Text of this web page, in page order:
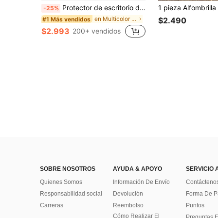
-25% Protector de escritorio de cuero, tapete de oficina, almohadilla de ratón grande, tablero de escritura, almohadilla de escritorio, tapete de mesa para arte de uñas, tapete de maquillaje, cuero PU antideslizante con estampado en negro, blanco, púrpura, rosa, gris, verde y azul, almohadilla para portátil, tapete de escritura impermeable para oficina y hogar
#1 Más vendidos en Multicolor Alfombrilla de ratón
$2.993 200+ vendidos
$2.490
SOBRE NOSOTROS
Quienes Somos
Responsabilidad social
Carreras
AYUDA & APOYO
Información De Envío
Devolución
Reembolso
Cómo Realizar El
SERVICIO
Forma De
Puntos